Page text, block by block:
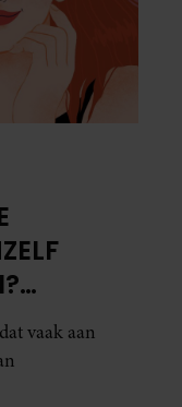
vaak aan